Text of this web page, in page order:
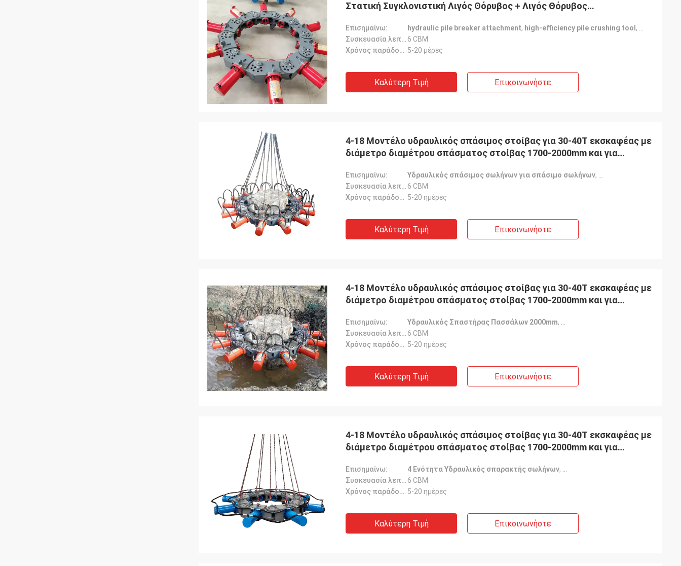
Στατική Συγκλονιστική Λιγός Θόρυβος + Λιγός Θόρυβος
Επισημαίνω: hydraulic pile breaker attachment, high-efficiency pile crushing tool ,
Συσκευασία λεπτομέρειες: 6 CBM
Χρόνος παράδοσης: 5-20 μέρες
Καλύτερη Τιμή Επικοινωνήστε
4-18 Μοντέλο υδραυλικός σπάσιμος στοίβας για 30-40T εκσκαφέας με
διάμετρο διαμέτρου σπάσματος στοίβας 1700-2000mm και για
Επισημαίνω: Υδραυλικός σπάσιμος σωλήνων για σπάσιμο σωλήνων,
Συσκευασία λεπτομέρειες: 6 CBM
Χρόνος παράδοσης: 5-20 ημέρες
Καλύτερη Τιμή Επικοινωνήστε
4-18 Μοντέλο υδραυλικός σπάσιμος στοίβας για 30-40T εκσκαφέας με
διάμετρο διαμέτρου σπάσματος στοίβας 1700-2000mm και για
Επισημαίνω: Υδραυλικός Σπαστήρας Πασσάλων 2000mm,
Συσκευασία λεπτομέρειες: 6 CBM
Χρόνος παράδοσης: 5-20 ημέρες
Καλύτερη Τιμή Επικοινωνήστε
4-18 Μοντέλο υδραυλικός σπάσιμος στοίβας για 30-40T εκσκαφέας με
διάμετρο διαμέτρου σπάσματος στοίβας 1700-2000mm και για
Επισημαίνω: 4 Ενότητα Υδραυλικός σπαρακτής σωλήνων,
Συσκευασία λεπτομέρειες: 6 CBM
Χρόνος παράδοσης: 5-20 ημέρες
Καλύτερη Τιμή Επικοινωνήστε